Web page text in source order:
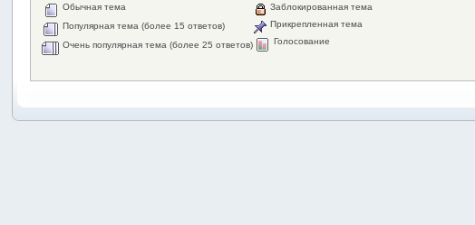
Обычная тема
Популярная тема (более 15 ответов)
Очень популярная тема (более 25 ответов)
Заблокированная тема
Прикрепленная тема
Голосование